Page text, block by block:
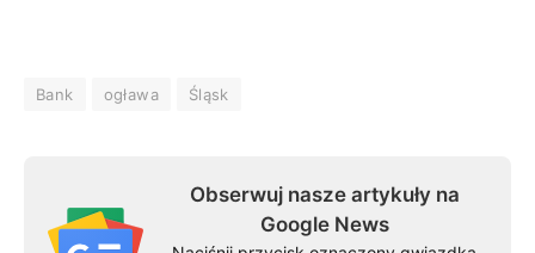
Bank ogława Śląsk
Obserwuj nasze artykuły na
Google News